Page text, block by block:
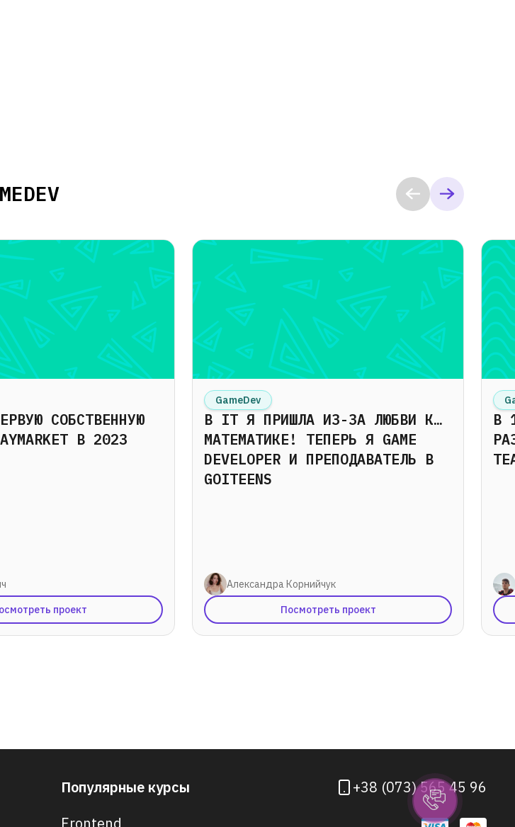
СОБСТВЕННУЮ
В 2023
проект
GameDev
В IT Я ПРИШЛА ИЗ-ЗА ЛЮБВИ К…
МАТЕМАТИКЕ! ТЕПЕРЬ Я GAME
DEVELOPER И ПРЕПОДАВАТЕЛЬ В
GOITEENS
Александра Корнийчук
Посмотреть проект
В
Популярные курсы
Frontend
+38 (073) 565 45 96